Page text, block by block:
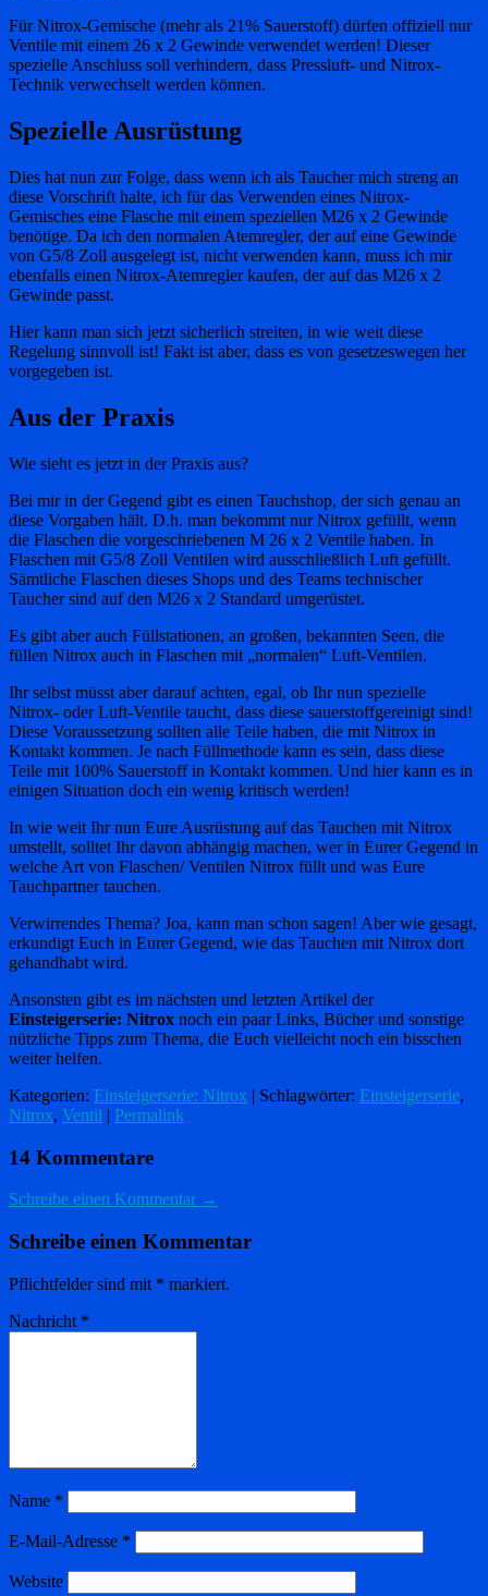
Für Nitrox-Gemische (mehr als 21% Sauerstoff) dürfen offiziell nur
Ventile mit einem 26 x 2 Gewinde verwendet werden! Dieser
spezielle Anschluss soll verhindern, dass Pressluft- und Nitrox-
Technik verwechselt werden können.
Spezielle Ausrüstung
Dies hat nun zur Folge, dass wenn ich als Taucher mich streng an
diese Vorschrift halte, ich für das Verwenden eines Nitrox-
Gemisches eine Flasche mit einem speziellen M26 x 2 Gewinde
benötige. Da ich den normalen Atemregler, der auf eine Gewinde
von G5/8 Zoll ausgelegt ist, nicht verwenden kann, muss ich mir
ebenfalls einen Nitrox-Atemregler kaufen, der auf das M26 x 2
Gewinde passt.
Hier kann man sich jetzt sicherlich streiten, in wie weit diese
Regelung sinnvoll ist! Fakt ist aber, dass es von gesetzeswegen her
vorgegeben ist.
Aus der Praxis
Wie sieht es jetzt in der Praxis aus?
Bei mir in der Gegend gibt es einen Tauchshop, der sich genau an
diese Vorgaben hält. D.h. man bekommt nur Nitrox gefüllt, wenn
die Flaschen die vorgeschriebenen M 26 x 2 Ventile haben. In
Flaschen mit G5/8 Zoll Ventilen wird ausschließlich Luft gefüllt.
Sämtliche Flaschen dieses Shops und des Teams technischer
Taucher sind auf den M26 x 2 Standard umgerüstet.
Es gibt aber auch Füllstationen, an großen, bekannten Seen, die
füllen Nitrox auch in Flaschen mit „normalen“ Luft-Ventilen.
Ihr selbst müsst aber darauf achten, egal, ob Ihr nun spezielle
Nitrox- oder Luft-Ventile taucht, dass diese sauerstoffgereinigt sind!
Diese Voraussetzung sollten alle Teile haben, die mit Nitrox in
Kontakt kommen. Je nach Füllmethode kann es sein, dass diese
Teile mit 100% Sauerstoff in Kontakt kommen. Und hier kann es in
einigen Situation doch ein wenig kritisch werden!
In wie weit Ihr nun Eure Ausrüstung auf das Tauchen mit Nitrox
umstellt, solltet Ihr davon abhängig machen, wer in Eurer Gegend in
welche Art von Flaschen/ Ventilen Nitrox füllt und was Eure
Tauchpartner tauchen.
Verwirrendes Thema? Joa, kann man schon sagen! Aber wie gesagt,
erkundigt Euch in Eurer Gegend, wie das Tauchen mit Nitrox dort
gehandhabt wird.
Ansonsten gibt es im nächsten und letzten Artikel der
Einsteigerserie: Nitrox noch ein paar Links, Bücher und sonstige
nützliche Tipps zum Thema, die Euch vielleicht noch ein bisschen
weiter helfen.
Kategorien: Einsteigerserie: Nitrox | Schlagwörter: Einsteigerserie,
Nitrox, Ventil | Permalink
14 Kommentare
Schreibe einen Kommentar →
Schreibe einen Kommentar
Pflichtfelder sind mit * markiert.
Nachricht *
Name *
E-Mail-Adresse *
Website